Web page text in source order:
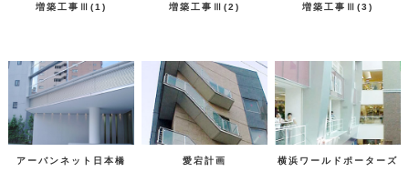
増築工事Ⅲ(1)
増築工事Ⅲ(2)
増築工事Ⅲ(3)
アーバンネット日本橋 愛宕計画 横浜ワールドポーターズ